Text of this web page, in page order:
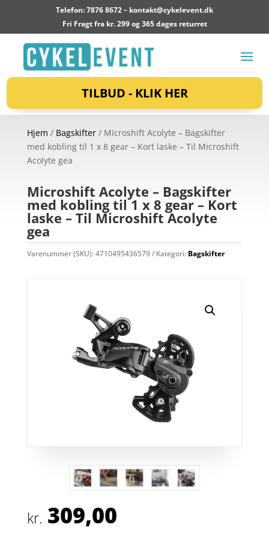
Telefon: 7876 8672 – kontakt@cykelevent.dk
Fri Fragt fra kr. 299 og 365 dages returret
TILBUD - KLIK HER
Hjem / Bagskifter/ Microshift Acolyte – Bagskifter
med kobling til 1 x 8 gear – Kort laske – Til Microshift
Acolyte gea
Microshift Acolyte – Bagskifter
med kobling til 1 x 8 gear – Kort
laske – Til Microshift Acolyte
gea
Varenummer (SKU):4710495436579 Kategori: Bagskifter
kr. 309,00